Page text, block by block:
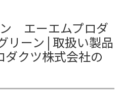
エーエムプロダ
リーン | 取扱い製品
ダクツ株式会社の